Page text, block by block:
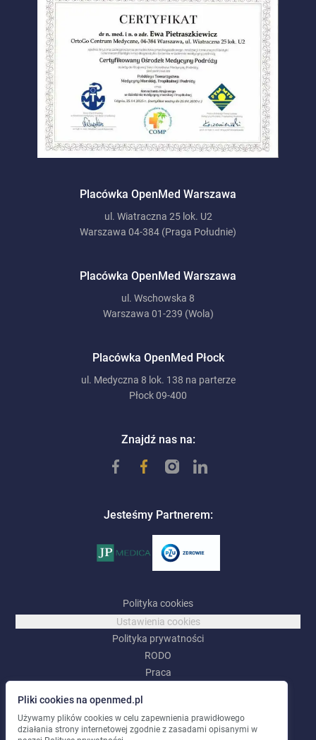
Placówka OpenMed Warszawa
ul. Wiatraczna 25 lok. U2
Warszawa 04-384 (Praga Południe)
Placówka OpenMed Warszawa
ul. Wschowska 8
Warszawa 01-239 (Wola)
Placówka OpenMed Płock
ul. Medyczna 8 lok. 138 na parterze
Płock 09-400
Znajdź nas na:
Jesteśmy Partnerem:
Polityka cookies
Ustawienia cookies
Polityka prywatności
RODO
Praca
2026OpenMed |
OpenMed Centrum Medyczne Sp. z o.o.
Wszelkie prawa zastrzeżone.
Pliki cookies na openmed.pl
Używamy plików cookies w celu zapewnienia prawidłowego
działania strony internetowej zgodnie z zasadami opisanymi w